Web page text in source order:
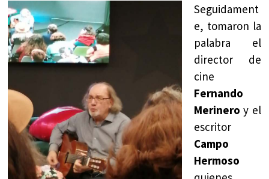
Seguidament
e, tomaron la
palabra el
director de
cine
Fernando
Merinero y el
escritor
Campo
Hermoso